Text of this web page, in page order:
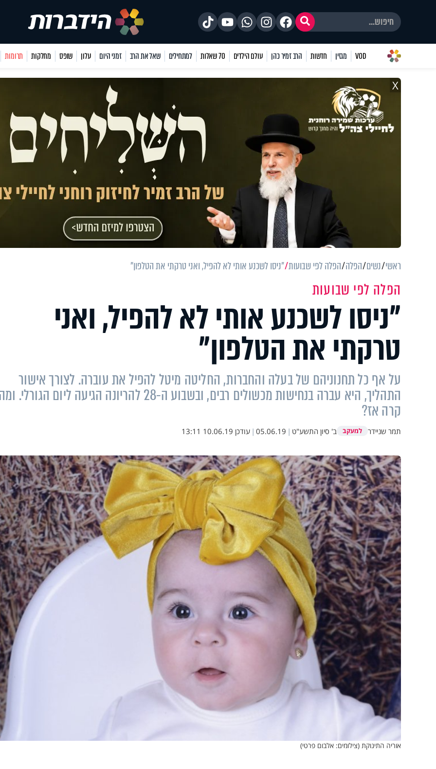
VOD מגזין חדשות הרב זמיר כהן עולם הילדים 70 שאלות למתחילים שאל את הרב זמני היום עלון שופס מחלקות תרומות
X
ראשי נשים הפלה הפלה לפי שבועות "ניסו לשכנע אותי לא להפיל, ואני טרקתי את הטלפון"
הפלה לפי שבועות
"ניסו לשכנע אותי לא להפיל, ואני
טרקתי את הטלפון"
על אף כל תחנוניהם של בעלה והחברות, החליטה מיטל להפיל את עוברה. לצורך אישור
התהליך, היא עברה בנחישות מכשולים רבים, ובשבוע ה-28 להריונה הגיעה ליום הגורלי.
קרה אז?
תמר שניידר למעקב ב' סיון התשע"ט |
05.06.19
| עודכן 10.06.19 13:11
אוריה התינוקת (צילומים: אלבום פרטי)